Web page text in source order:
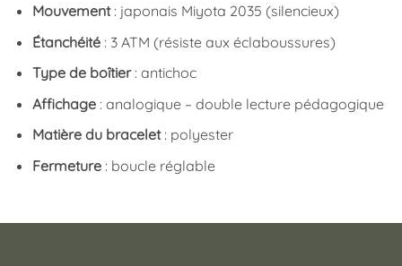
Mouvement: japonais Miyota 2035 (silencieux)
Étanchéité: 3 ATM (résiste aux éclaboussures)
Type de boîtier: antichoc
Affichage: analogique – double lecture pédagogique
Matière du bracelet: polyester
Fermeture: boucle réglable